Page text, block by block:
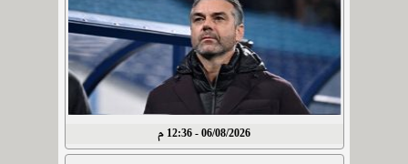
06/08/2026 - 12:36 م